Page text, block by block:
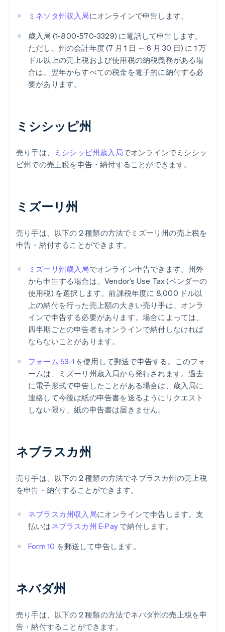
ミネソタ州収入局にオンラインで申告します。
歳入局 (1-800-570-3329) に電話して申告します。
ただし、州の会計年度 (7 月 1 日 ～ 6 月 30 日) に 1 万
ドル以上の売上税および使用税の納税義務がある場
合は、翌年からすべての税金を電子的に納付する必
要があります。
ミシシッピ州
売り手は、 ミシシッピ州歳入局でオンラインでミシシッ
ピ州での売上税を申告・納付することができます。
ミズーリ州
売り手は、以下の 2 種類の方法でミズーリ州の売上税を
申告・納付することができます。
ミズーリ州歳入局でオンライン申告できます。州外
から申告する場合は、Vendor’s Use Tax (ベンダーの
使用税) を選択します。前課税年度に 8,000 ドル以
上の納付を行った売上額の大きい売り手は、オンラ
インで申告する必要があります。場合によっては、
四半期ごとの申告者もオンラインで納付しなければ
ならないことがあります。
フォーム 53-1 を使用して郵送で申告する。このフォ
ームは、ミズーリ州歳入局から発行されます。過去
に電子形式で申告したことがある場合は、歳入局に
連絡して今後は紙の申告書を送るようにリクエスト
しない限り、紙の申告書は届きません。
ネブラスカ州
売り手は、以下の 2 種類の方法でネブラスカ州の売上税
を申告・納付することができます。
ネブラスカ州収入局にオンラインで申告します。支
払いはネブラスカ州 E-Pay で納付します。
Form 10 を郵送して申告します。
ネバダ州
売り手は、以下の 2 種類の方法でネバダ州の売上税を申
告・納付することができます。